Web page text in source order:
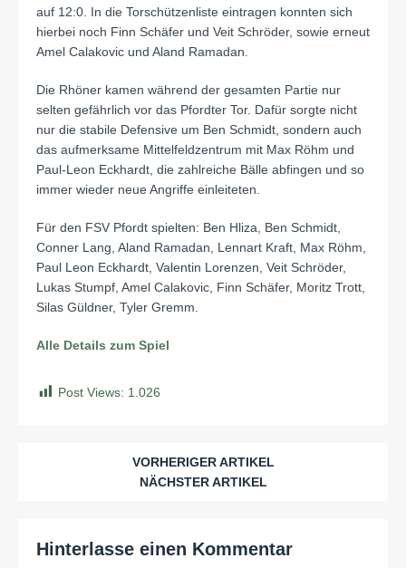
auf 12:0. In die Torschützenliste eintragen konnten sich
hierbei noch Finn Schäfer und Veit Schröder, sowie erneut
Amel Calakovic und Aland Ramadan.
Die Rhöner kamen während der gesamten Partie nur
selten gefährlich vor das Pfordter Tor. Dafür sorgte nicht
nur die stabile Defensive um Ben Schmidt, sondern auch
das aufmerksame Mittelfeldzentrum mit Max Röhm und
Paul-Leon Eckhardt, die zahlreiche Bälle abfingen und so
immer wieder neue Angriffe einleiteten.
Für den FSV Pfordt spielten: Ben Hliza, Ben Schmidt,
Conner Lang, Aland Ramadan, Lennart Kraft, Max Röhm,
Paul Leon Eckhardt, Valentin Lorenzen, Veit Schröder,
Lukas Stumpf, Amel Calakovic, Finn Schäfer, Moritz Trott,
Silas Güldner, Tyler Gremm.
Alle Details zum Spiel
Post Views: 1.026
VORHERIGER ARTIKEL
NÄCHSTER ARTIKEL
Hinterlasse einen Kommentar